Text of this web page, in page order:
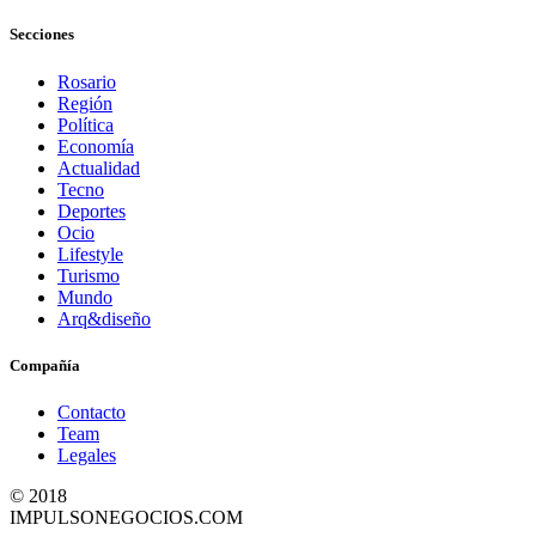
Secciones
Rosario
Región
Política
Economía
Actualidad
Tecno
Deportes
Ocio
Lifestyle
Turismo
Mundo
Arq&diseño
Compañía
Contacto
Team
Legales
© 2018
IMPULSONEGOCIOS.COM